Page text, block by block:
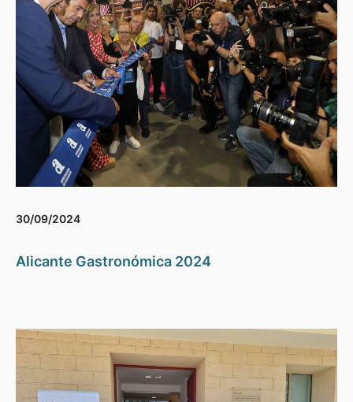
30/09/2024
Alicante Gastronómica 2024